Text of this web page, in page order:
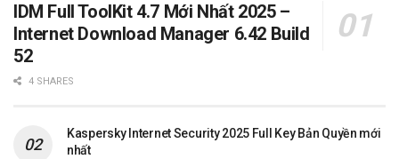
IDM Full ToolKit 4.7 Mới Nhất 2025 –
Internet Download Manager 6.42 Build
52
4 SHARES
Kaspersky Internet Security 2025 Full Key Bản Quyền mới
nhất